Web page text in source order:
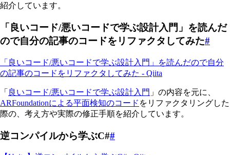
紹介しています。
「良いコード/悪いコードで学ぶ設計入門」を読んだ
ので自分の記事のコードをリファクタしてみた#
「良いコード/悪いコードで学ぶ設計入門」を読んだので自分
の記事のコードをリファクタしてみた - Qiita
「 良いコード/悪いコードで学ぶ設計入門 」の内容を元に、
ARFoundationによる平面検知のコード をリファクタリングした
際の、考え方や実際の修正手順を紹介しています。
逆コンパイルから学ぶC##